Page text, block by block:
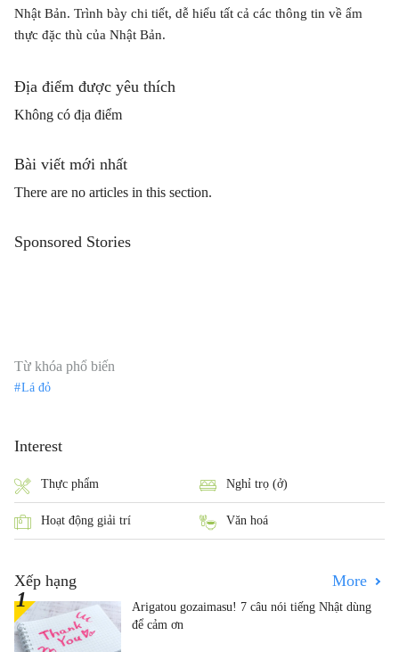
Nhật Bản. Trình bày chi tiết, dễ hiểu tất cả các thông tin về ẩm
thực đặc thù của Nhật Bản.
Địa điểm được yêu thích
Không có địa điểm
Bài viết mới nhất
There are no articles in this section.
Sponsored Stories
Từ khóa phổ biến
Lá đỏ
Interest
Thực phẩm Nghỉ trọ (ở)
Hoạt động giải trí Văn hoá
Xếp hạng More
Arigatou gozaimasu! 7 câu nói tiếng Nhật dùng
để cảm ơn